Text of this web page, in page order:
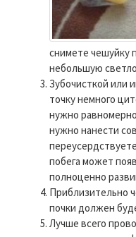
снимете чешуйку
небольшую
Зубочисткой или
точку немного
нужно
нужно нанести
побега может
полноценно
Приблизительно
почки должен
Лучше всего